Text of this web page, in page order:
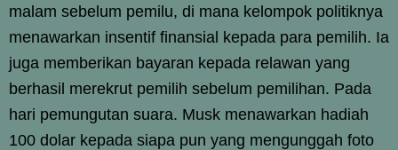
malam sebelum pemilu, di mana kelompok politiknya
menawarkan insentif finansial kepada para pemilih. Ia
juga memberikan bayaran kepada relawan yang
berhasil merekrut pemilih sebelum pemilihan. Pada
hari pemungutan suara. Musk menawarkan hadiah
100 dolar kepada siapa pun yang mengunggah foto